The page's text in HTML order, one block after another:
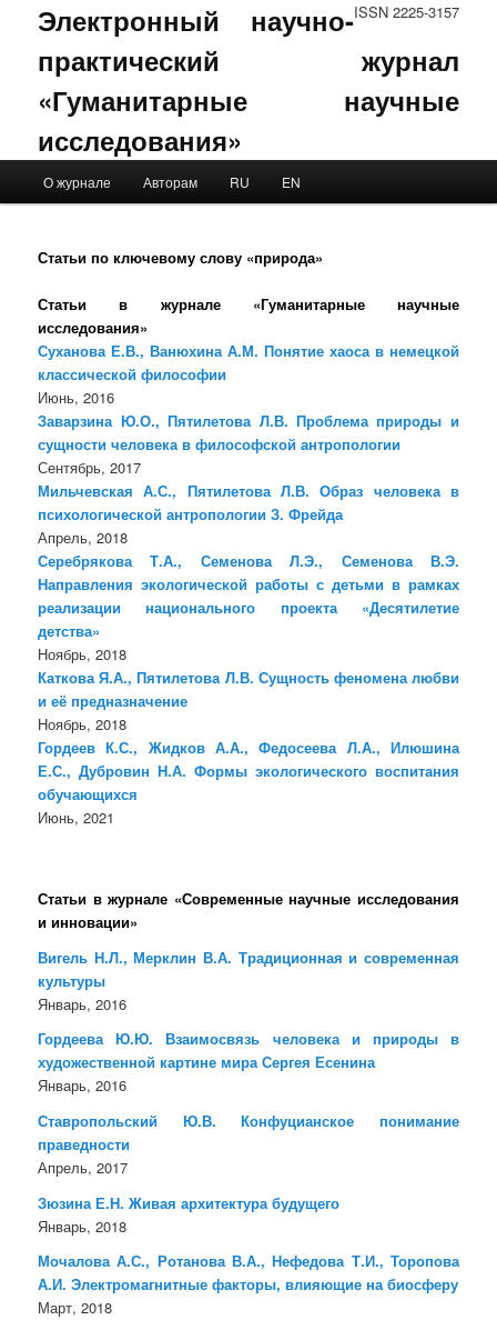
ISSN 2225-3157
Электронный научно-
практический журнал
«Гуманитарные научные
исследования»
Skip to primary content
Skip to secondary content
О журнале Авторам RU EN
Статьи по ключевому слову «природа»
Статьи в журнале «Гуманитарные научные
исследования»
Суханова Е.В., Ванюхина А.М. Понятие хаоса в немецкой
классической философии
Июнь, 2016
Заварзина Ю.О., Пятилетова Л.В. Проблема природы и
сущности человека в философской антропологии
Сентябрь, 2017
Мильчевская А.С., Пятилетова Л.В. Образ человека в
психологической антропологии З. Фрейда
Апрель, 2018
Серебрякова Т.А., Семенова Л.Э., Семенова В.Э.
Направления экологической работы с детьми в рамках
реализации национального проекта «Десятилетие
детства»
Ноябрь, 2018
Каткова Я.А., Пятилетова Л.В. Сущность феномена любви
и её предназначение
Ноябрь, 2018
Гордеев К.С., Жидков А.А., Федосеева Л.А., Илюшина
Е.С., Дубровин Н.А. Формы экологического воспитания
обучающихся
Июнь, 2021
Статьи в журнале «Современные научные исследования
и инновации»
Вигель Н.Л., Мерклин В.А. Традиционная и современная
культуры
Январь, 2016
Гордеева Ю.Ю. Взаимосвязь человека и природы в
художественной картине мира Сергея Есенина
Январь, 2016
Ставропольский Ю.В. Конфуцианское понимание
праведности
Апрель, 2017
Зюзина Е.Н. Живая архитектура будущего
Январь, 2018
Мочалова А.С., Ротанова В.А., Нефедова Т.И., Торопова
А.И. Электромагнитные факторы, влияющие на биосферу
Март, 2018